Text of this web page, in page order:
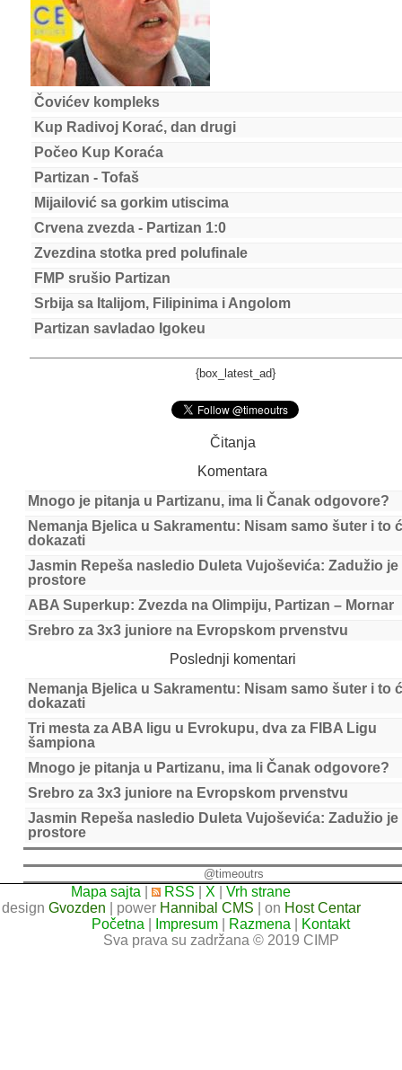
Čovićev kompleks
Kup Radivoj Korać, dan drugi
Počeo Kup Koraća
Partizan - Tofaš
Mijailović sa gorkim utiscima
Crvena zvezda - Partizan 1:0
Zvezdina stotka pred polufinale
FMP srušio Partizan
Srbija sa Italijom, Filipinima i Angolom
Partizan savladao Igokeu
{box_latest_ad}
Čitanja
Komentara
Mnogo je pitanja u Partizanu, ima li Čanak odgovore?
Nemanja Bjelica u Sakramentu: Nisam samo šuter i to
dokazati
Jasmin Repeša nasledio Duleta Vujoševića: Zadužio je
prostore
ABA Superkup: Zvezda na Olimpiju, Partizan – Mornar
Srebro za 3x3 juniore na Evropskom prvenstvu
Poslednji komentari
Nemanja Bjelica u Sakramentu: Nisam samo šuter i to
dokazati
Tri mesta za ABA ligu u Evrokupu, dva za FIBA Ligu
šampiona
Mnogo je pitanja u Partizanu, ima li Čanak odgovore?
Srebro za 3x3 juniore na Evropskom prvenstvu
Jasmin Repeša nasledio Duleta Vujoševića: Zadužio je
prostore
@timeoutrs
Mapa sajta | RSS X |Vrh strane
design Gvozden | power Hannibal CMS | on Host Centar
Početna
Impresum Razmena
Kontakt
Sva prava su zadržana © 2019 CIMP